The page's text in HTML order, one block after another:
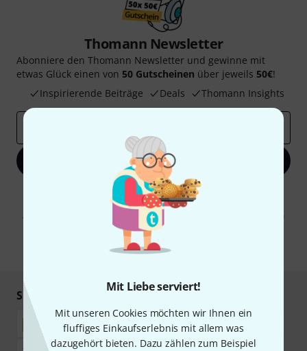
Mit Liebe serviert!
Mit unseren Cookies möchten wir Ihnen ein
fluffiges Einkaufserlebnis mit allem was
dazugehört bieten. Dazu zählen zum Beispiel
Thomann Newsletter
Abonniere den Thomann Newsletter und gewinne mit
etwas Glück einen von 50 Gutscheinen über jeweils 50€!
Inspirierende Beiträge
Deals Thomann Insights
Jetzt anmelden
Mit Klick auf „Jetzt anmelden“ stimmen Sie dem Erhalt von E-Mail-
Werbung und einer Messung des E-Mail-Nutzungsverhaltens zu. Die
Abmeldung ist jederzeit möglich. Weitere Informationen finden Sie in
unseren
Datenschutzhinweisen
* Pflichtfeld
Sicher einkaufen & bezahlen